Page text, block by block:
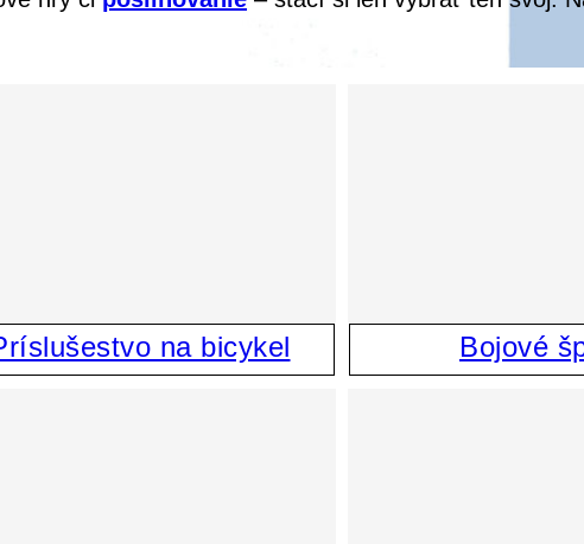
na bicykel Bojové